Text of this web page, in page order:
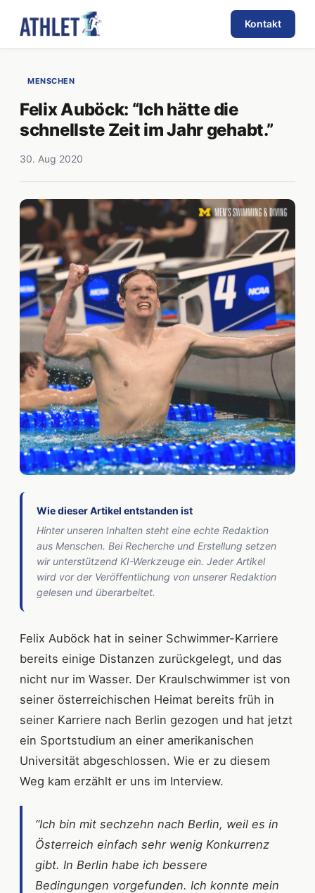
Kontakt
MENSCHEN
Felix Auböck: “Ich hätte die
schnellste Zeit im Jahr gehabt.”
30. Aug 2020
Wie dieser Artikel entstanden ist
Hinter unseren Inhalten steht eine echte Redaktion
aus Menschen. Bei Recherche und Erstellung setzen
wir unterstützend KI-Werkzeuge ein. Jeder Artikel
wird vor der Veröffentlichung von unserer Redaktion
gelesen und überarbeitet.
Felix Auböck hat in seiner Schwimmer-Karriere
bereits einige Distanzen zurückgelegt, und das
nicht nur im Wasser. Der Kraulschwimmer ist von
seiner österreichischen Heimat bereits früh in
seiner Karriere nach Berlin gezogen und hat jetzt
ein Sportstudium an einer amerikanischen
Universität abgeschlossen. Wie er zu diesem
Weg kam erzählt er uns im Interview.
“Ich bin mit sechzehn nach Berlin, weil es in
Österreich einfach sehr wenig Konkurrenz
gibt. In Berlin habe ich bessere
Bedingungen vorgefunden. Ich konnte mein